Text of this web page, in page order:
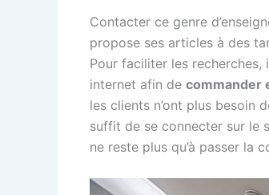
Contacter ce genre
propose ses articles à des
Pour faciliter les
internet afin de commander
les clients n’ont plus besoin
suffit de se connecter sur le
ne reste plus qu’à passer la